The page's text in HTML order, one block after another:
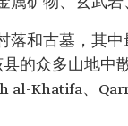
和古墓，其
的众多山地
al-Khatifa、